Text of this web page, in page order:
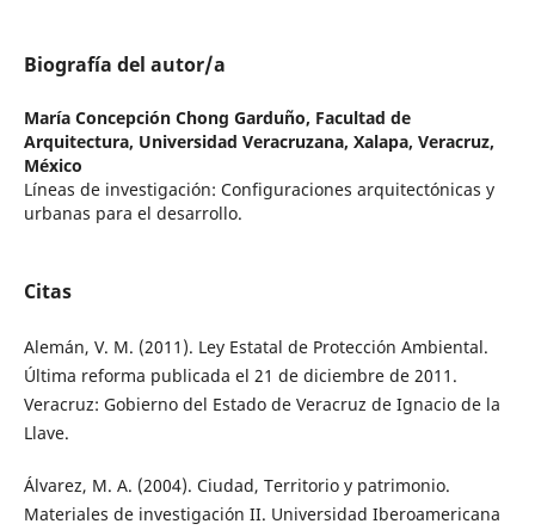
Biografía del autor/a
María Concepción Chong Garduño, Facultad de
Arquitectura, Universidad Veracruzana, Xalapa, Veracruz,
México
Líneas de investigación: Configuraciones arquitectónicas y
urbanas para el desarrollo.
Citas
Alemán, V. M. (2011). Ley Estatal de Protección Ambiental.
Última reforma publicada el 21 de diciembre de 2011.
Veracruz: Gobierno del Estado de Veracruz de Ignacio de la
Llave.
Álvarez, M. A. (2004). Ciudad, Territorio y patrimonio.
Materiales de investigación II. Universidad Iberoamericana